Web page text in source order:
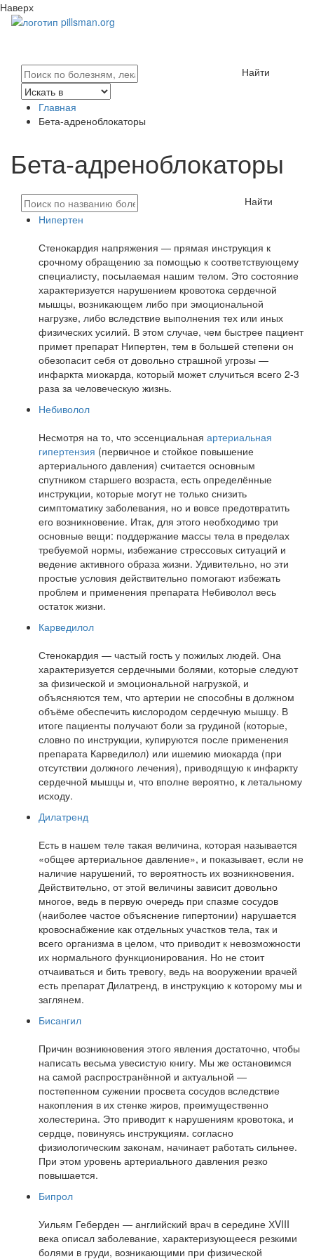
Наверх
Найти
Главная
Бета-адреноблокаторы
Бета-адреноблокаторы
Найти
Нипертен
Стенокардия напряжения — прямая инструкция к
срочному обращению за помощью к соответствующему
специалисту, посылаемая нашим телом. Это состояние
характеризуется нарушением кровотока сердечной
мышцы, возникающем либо при эмоциональной
нагрузке, либо вследствие выполнения тех или иных
физических усилий. В этом случае, чем быстрее пациент
примет препарат Нипертен, тем в большей степени он
обезопасит себя от довольно страшной угрозы —
инфаркта миокарда, который может случиться всего 2-3
раза за человеческую жизнь.
Небиволол
Несмотря на то, что эссенциальная артериальная
гипертензия (первичное и стойкое повышение
артериального давления) считается основным
спутником старшего возраста, есть определённые
инструкции, которые могут не только снизить
симптоматику заболевания, но и вовсе предотвратить
его возникновение. Итак, для этого необходимо три
основные вещи: поддержание массы тела в пределах
требуемой нормы, избежание стрессовых ситуаций и
ведение активного образа жизни. Удивительно, но эти
простые условия действительно помогают избежать
проблем и применения препарата Небиволол весь
остаток жизни.
Карведилол
Стенокардия — частый гость у пожилых людей. Она
характеризуется сердечными болями, которые следуют
за физической и эмоциональной нагрузкой, и
объясняются тем, что артерии не способны в должном
объёме обеспечить кислородом сердечную мышцу. В
итоге пациенты получают боли за грудиной (которые,
словно по инструкции, купируются после применения
препарата Карведилол) или ишемию миокарда (при
отсутствии должного лечения), приводящую к инфаркту
сердечной мышцы и, что вполне вероятно, к летальному
исходу.
Дилатренд
Есть в нашем теле такая величина, которая называется
«общее артериальное давление», и показывает, если не
наличие нарушений, то вероятность их возникновения.
Действительно, от этой величины зависит довольно
многое, ведь в первую очередь при спазме сосудов
(наиболее частое объяснение гипертонии) нарушается
кровоснабжение как отдельных участков тела, так и
всего организма в целом, что приводит к невозможности
их нормального функционирования. Но не стоит
отчаиваться и бить тревогу, ведь на вооружении врачей
есть препарат Дилатренд, в инструкцию к которому мы и
заглянем.
Бисангил
Причин возникновения этого явления достаточно, чтобы
написать весьма увесистую книгу. Мы же остановимся
на самой распространённой и актуальной —
постепенном сужении просвета сосудов вследствие
накопления в их стенке жиров, преимущественно
холестерина. Это приводит к нарушениям кровотока, и
сердце, повинуясь инструкциям. согласно
физиологическим законам, начинает работать сильнее.
При этом уровень артериального давления резко
повышается.
Бипрол
Уильям Геберден — английский врач в середине ХVIII
века описал заболевание, характеризующееся резкими
болями в груди, возникающими при физической